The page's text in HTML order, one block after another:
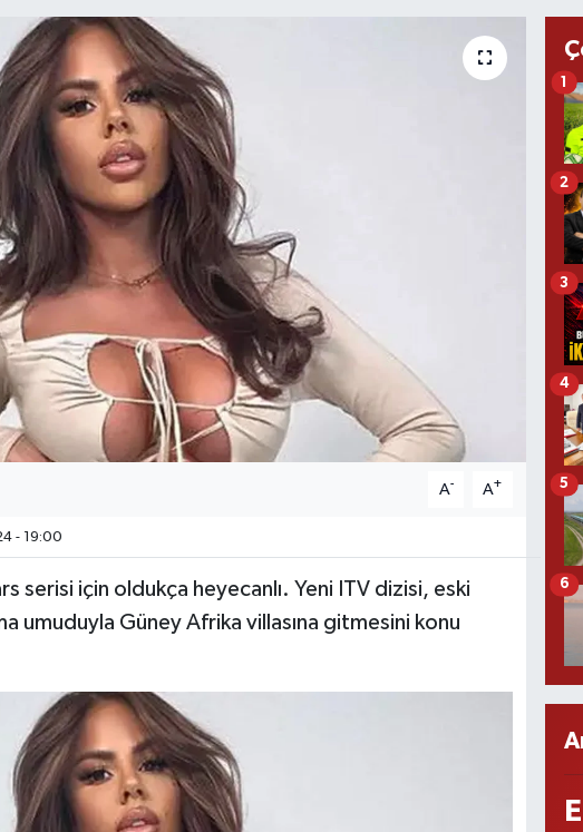
A- A+
- 19:00
serisi için oldukça heyecanlı. Yeni ITV dizisi, eski
umuduyla Güney Afrika villasına gitmesini konu
1
2
3
4
5
6